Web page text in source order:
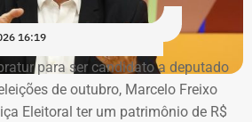
com temas livres e o mesmo
cronômetro.
os candidatos terão espaço
finais.
somam R$ 498.527.562,00
drenagem, desassoreamento e
de rios e canais.
será destinado ao serviço de
16:19
para ser candidato a deputado
de outubro, Marcelo Freixo
Eleitoral ter um patrimônio de R$